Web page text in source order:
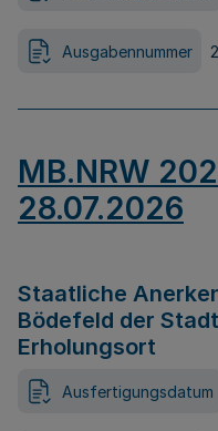
Ausgabennummer
MB.NRW
28.07.2026
Staatliche
Bödefeld der
Erholungsort
Ausfertigungsdatum